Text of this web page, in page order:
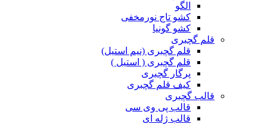
الگو
کشو تاج نورمخفی
کشو گونیا
قلم گچبری
قلم گچبری (نیم استیل)
قلم گچبری ( استیل )
پرگار گچبری
کیف قلم گچبری
قالب گچبری
قالب پی وی سی
قالب ژله ای